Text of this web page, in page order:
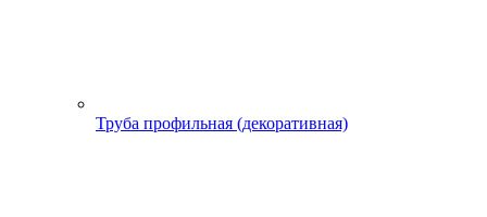
Труба профильная (декоративная)